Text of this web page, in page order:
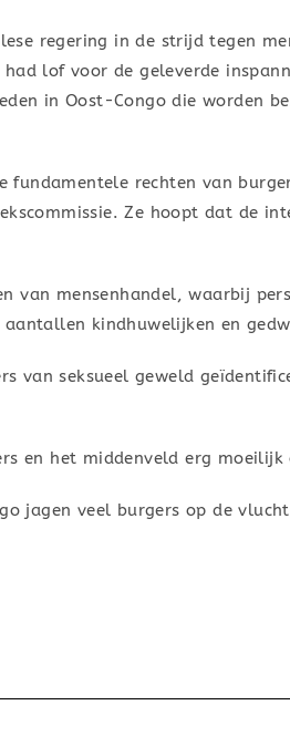
regering in de strijd tegen
lof voor de geleverde
in Oost-Congo die worden
fundamentele rechten van
Ze hoopt dat de
mensenhandel, waarbij
kindhuwelijken en
van seksueel geweld
en het middenveld erg
jagen veel burgers op de